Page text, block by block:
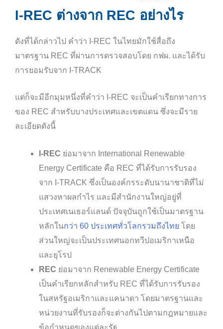
I-REC ต่างจาก REC อย่างไร
ดังที่ได้กล่าวไป คำว่า I-REC ในไทยมักใช้สื่อถึง
มาตรฐาน REC ที่ผ่านการตรวจสอบโดย กฟผ. และได้รับ
การยอมรับจาก I-TRACK
แต่ก็จะมีอีกมุมหนึ่งที่คำว่า I-REC จะเป็นคำเรียกทางการ
ของ REC สำหรับบางประเทศและเขตแดน ซึ่งจะมีราย
ละเอียดดังนี้
I-REC ย่อมาจาก International Renewable
Energy Certificate คือ REC ที่ได้รับการรับรอง
จาก I-TRACK ซึ่งเป็นองค์กรระดับนานาชาติที่ไม่
แสวงหาผลกำไร และมีสำนักงานใหญ่อยู่ที่
ประเทศเนเธอร์แลนด์ ปัจจุบันถูกใช้เป็นมาตรฐาน
หลักในกว่า 60 ประเทศทั่วโลกรวมถึงไทย โดย
ส่วนใหญ่จะเป็นประเทศนอกทวีปอเมริกาเหนือ
และยุโรป
REC ย่อมาจาก Renewable Energy Certificate
เป็นคำเรียกหลักสำหรับ REC ที่ได้รับการรับรอง
ในสหรัฐอเมริกาและแคนาดา โดยมาตรฐานและ
หน่วยงานที่รับรองก็จะต่างกันไปตามกฎหมายและ
ข้อกำหนดของแต่ละรัฐ